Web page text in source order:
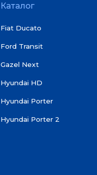
Каталог
Fiat Ducato
Ford Transit
Gazel Next
Hyundai HD
Hyundai Porter
Hyundai Porter 2